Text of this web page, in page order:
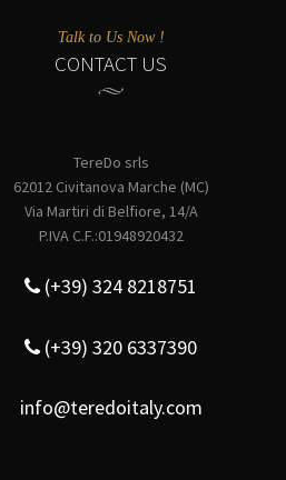
Talk to Us Now !
CONTACT US
TereDo srls
62012 Civitanova Marche (MC)
Via Martiri di Belfiore, 14/A
P.IVA C.F.:01948920432
(+39) 324 8218751
(+39) 320 6337390
info@teredoitaly.com